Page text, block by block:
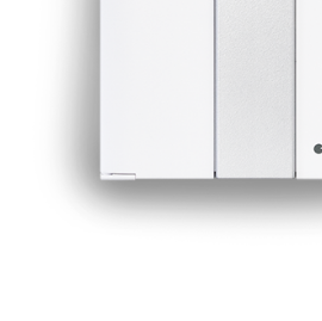
Tastenfeld-Abdeckung, Weiß
1168/11W, Art.-Nr. 75324 2
Abdeckung, Grau 1
Art.-Nr. 75224 2 Klingeltaster,